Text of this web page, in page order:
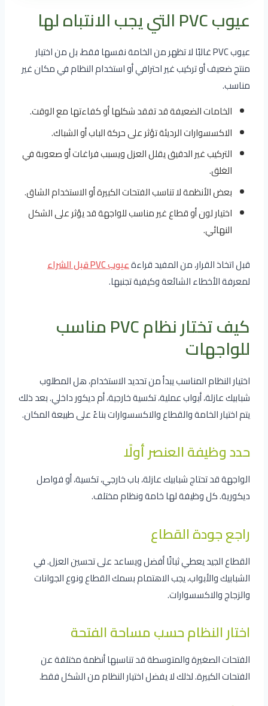
عيوب PVC التي يجب الانتباه لها
عيوب PVC غالبًا لا تظهر من الخامة نفسها فقط، بل من اختيار
منتج ضعيف أو تركيب غير احترافي أو استخدام النظام في مكان غير
مناسب.
الخامات الضعيفة قد تفقد شكلها أو كفاءتها مع الوقت.
الاكسسوارات الرديئة تؤثر على حركة الباب أو الشباك.
التركيب غير الدقيق يقلل العزل ويسبب فراغات أو صعوبة في
الغلق.
بعض الأنظمة لا تناسب الفتحات الكبيرة أو الاستخدام الشاق.
اختيار لون أو قطاع غير مناسب للواجهة قد يؤثر على الشكل
النهائي.
قبل اتخاذ القرار، من المفيد قراءةعيوب PVC قبل الشراء
لمعرفة الأخطاء الشائعة وكيفية تجنبها.
كيف تختار نظام PVC مناسب
للواجهات
اختيار النظام المناسب يبدأ من تحديد الاستخدام، هل المطلوب
شبابيك عازلة، أبواب عملية، تكسية خارجية، أم ديكور داخلي. بعد ذلك
يتم اختيار الخامة والقطاع والاكسسوارات بناءً على طبيعة المكان.
حدد وظيفة العنصر أولًا
الواجهة قد تحتاج شبابيك عازلة، باب خارجي، تكسية، أو فواصل
ديكورية. كل وظيفة لها خامة ونظام مختلف.
راجع جودة القطاع
القطاع الجيد يعطي ثباتًا أفضل ويساعد على تحسين العزل. في
الشبابيك والأبواب، يجب الاهتمام بسمك القطاع ونوع الجوانات
والزجاج والاكسسوارات.
اختار النظام حسب مساحة الفتحة
الفتحات الصغيرة والمتوسطة قد تناسبها أنظمة مختلفة عن
الفتحات الكبيرة. لذلك لا يفضل اختيار النظام من الشكل فقط.